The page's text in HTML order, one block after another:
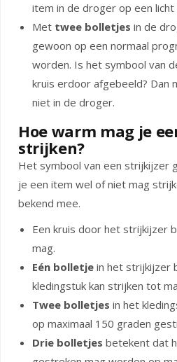
item in de droger op een licht
Met twee bolletjes in de
gewoon op een normaal
worden. Is het symbool van
kruis erdoor afgebeeld? Dan
niet in de droger.
Hoe warm mag je
strijken?
Het symbool van een strijkijzer
je een item wel of niet mag
bekend mee.
Een kruis door het strijkijzer
mag.
Eén bolletje in het strijkijzer
kledingstuk kan strijken tot
Twee bolletjes in het
op maximaal 150 graden
Drie bolletjes betekent dat